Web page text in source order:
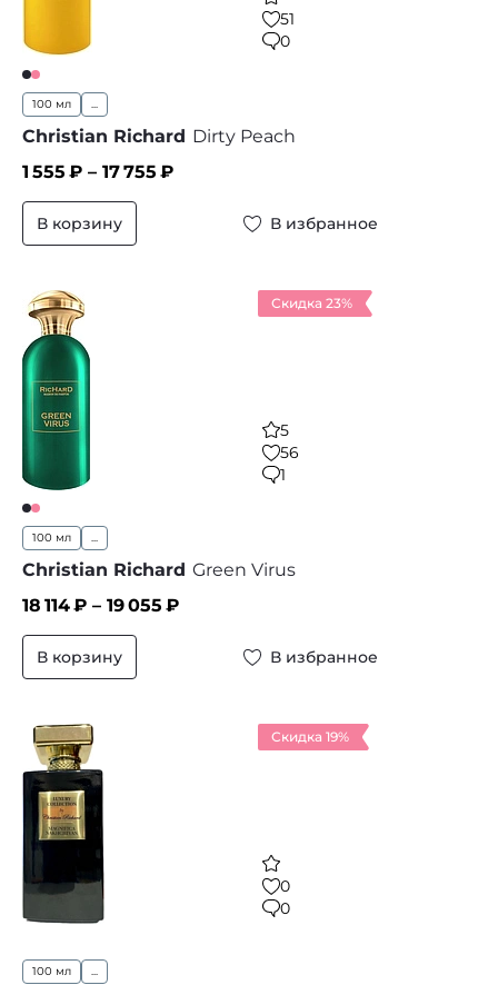
51
0
100 мл ...
Christian Richard Dirty Peach
1 555 ₽ – 17 755 ₽
В корзину В избранное
Скидка 23%
5
56
1
100 мл ...
Christian Richard Green Virus
18 114₽ – 19 055 ₽
В корзину В избранное
Скидка 19%
0
0
100 мл ...